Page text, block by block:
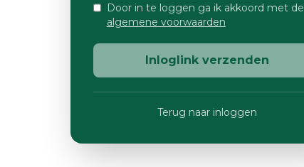
Door in te loggen ga ik akkoord met de
algemene voorwaarden
Inloglink verzenden
Terug naar inloggen